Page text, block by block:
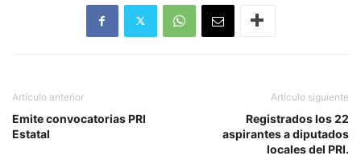
Artículo anterior
Emite convocatorias PRI
Estatal
Artículo siguiente
Registrados los 22
aspirantes a diputados
locales del PRI.